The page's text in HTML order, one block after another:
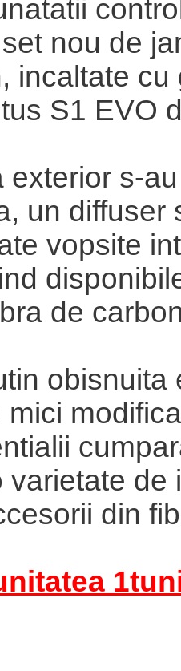
nou de
incaltate cu
S1 EVO
exterior s-
un diffuser
vopsite
de
obisnuita
varietate de
din